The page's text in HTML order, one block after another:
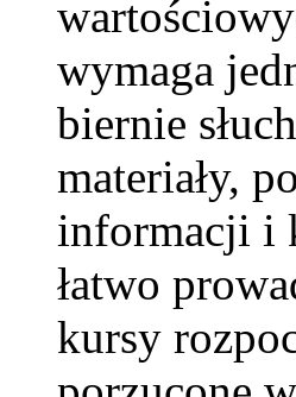
wymaga
biernie
materiały,
informacji i
łatwo
kursy